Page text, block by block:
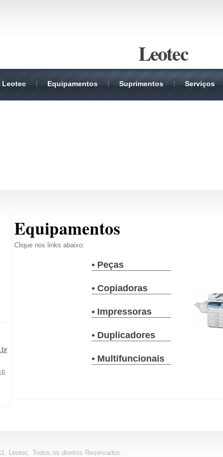
Leotec
Leotec Equipamentos Suprimentos Serviços
Equipamentos
Clique nos links abaixo:
• Peças
• Copiadoras
• Impressoras
• Duplicadores
• Multifuncionais
Leotec. Todos os direitos Reservados.